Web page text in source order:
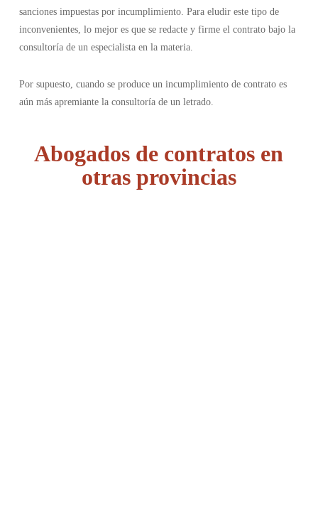
sanciones impuestas por incumplimiento. Para eludir este tipo de
inconvenientes, lo mejor es que se redacte y firme el contrato bajo la
consultoría de un especialista en la materia.
Por supuesto, cuando se produce un incumplimiento de contrato es
aún más apremiante la consultoría de un letrado.
Abogados de contratos en
otras provincias